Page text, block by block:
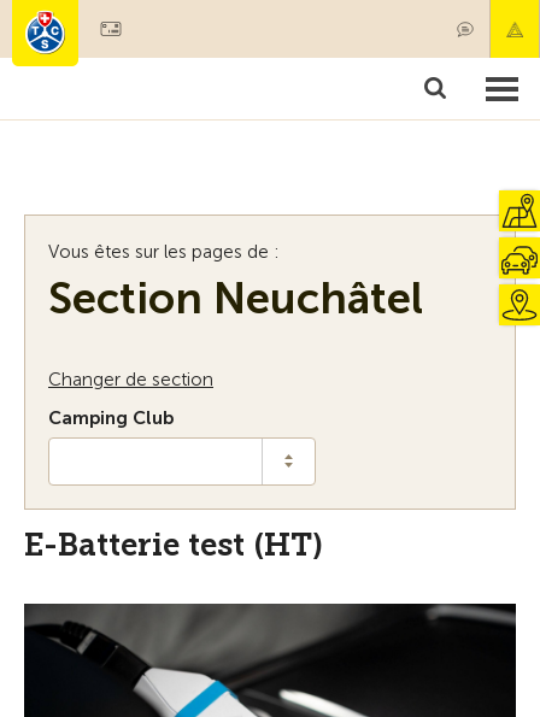
Membres & prestations
Vous êtes sur les pages de :
Section Neuchâtel
Changer de section
Camping Club
E-Batterie test (HT)